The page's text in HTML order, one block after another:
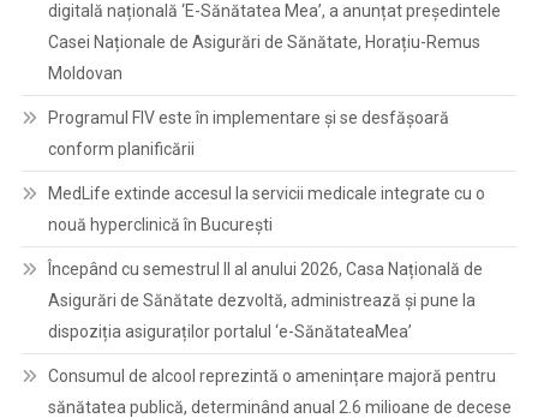
digitală națională ‘E-Sănătatea Mea’, a anunțat președintele
Casei Naționale de Asigurări de Sănătate, Horațiu-Remus
Moldovan
Programul FIV este în implementare și se desfășoară
conform planificării
MedLife extinde accesul la servicii medicale integrate cu o
nouă hyperclinică în București
Începând cu semestrul II al anului 2026, Casa Națională de
Asigurări de Sănătate dezvoltă, administrează și pune la
dispoziția asiguraților portalul ‘e-SănătateaMea’
Consumul de alcool reprezintă o amenințare majoră pentru
sănătatea publică, determinând anual 2.6 milioane de decese